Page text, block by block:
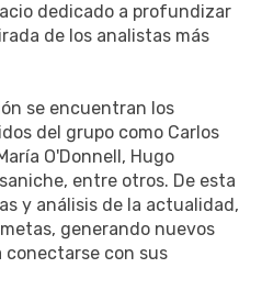
dedicado a profundizar
de los analistas más
se encuentran los
del grupo como Carlos
O'Donnell, Hugo
entre otros. De esta
y análisis de la actualidad,
generando nuevos
con sus